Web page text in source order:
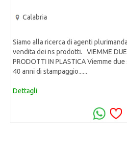
Calabria
Siamo alla ricerca di agenti
vendita dei ns prodotti. VIEMME DUE
PRODOTTI IN PLASTICA Viemme
40 anni di stampaggio......
Dettagli